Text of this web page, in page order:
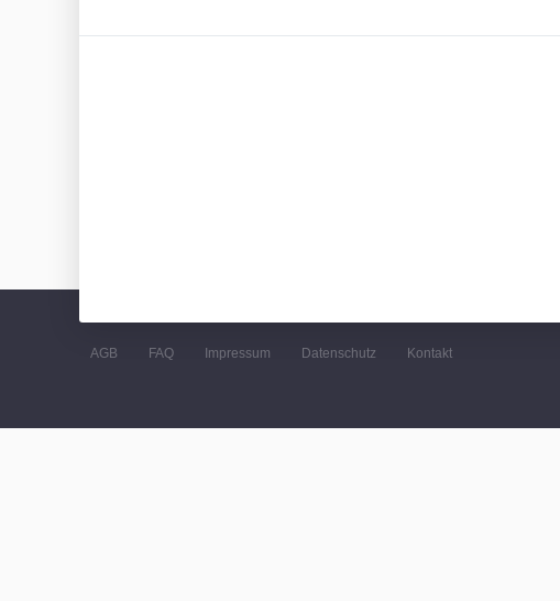
AGB FAQ Impressum Datenschutz Kontakt